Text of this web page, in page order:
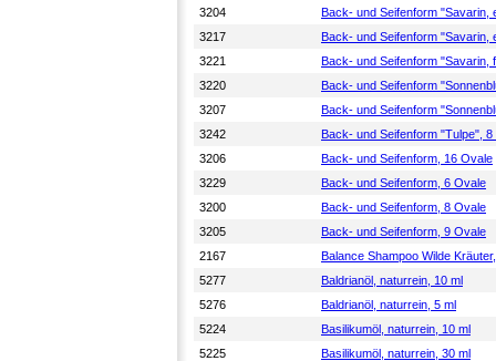
3204
Back- und Seifenform "Savarin,
3217
Back- und Seifenform "Savarin,
3221
Back- und Seifenform "Savarin,
3220
Back- und Seifenform
3207
Back- und Seifenform
3242
Back- und Seifenform "Tulpe", 8
3206
Back- und Seifenform, 16 Ovale
3229
Back- und Seifenform, 6 Ovale
3200
Back- und Seifenform, 8 Ovale
3205
Back- und Seifenform, 9 Ovale
2167
Balance Shampoo Wilde
5277
Baldrianöl, naturrein, 10 ml
5276
Baldrianöl, naturrein, 5 ml
5224
Basilikumöl, naturrein, 10 ml
5225
Basilikumöl, naturrein, 30 ml